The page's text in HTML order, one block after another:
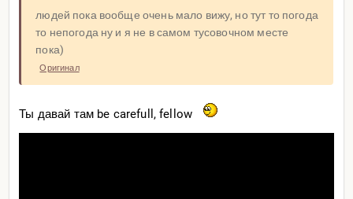
людей пока вообще очень мало вижу, но тут то погода
то непогода ну и я не в самом тусовочном месте
пока)
Оригинал
Ты давай там be carefull, fellow